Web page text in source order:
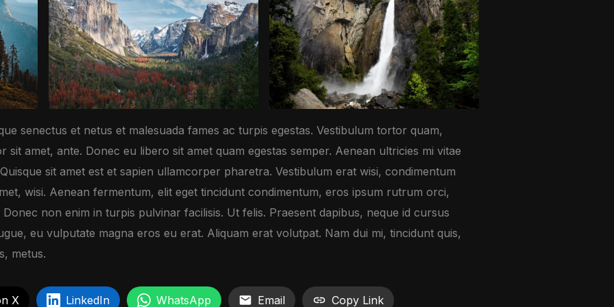
senectus et netus et malesuada fames ac turpis egestas. Vestibulum tortor quam,
sit amet, ante. Donec eu libero sit amet quam egestas semper. Aenean ultricies mi vitae
sit amet est et sapien ullamcorper pharetra. Vestibulum erat wisi, condimentum
wisi. Aenean fermentum, elit eget tincidunt condimentum, eros ipsum rutrum orci,
non enim in turpis pulvinar facilisis. Ut felis. Praesent dapibus, neque id cursus
eu vulputate magna eros eu erat. Aliquam erat volutpat. Nam dui mi, tincidunt quis,
metus.
X LinkedIn WhatsApp Email Copy Link